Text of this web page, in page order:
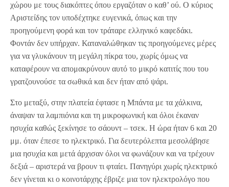
χώρου με τους διακόπτες όπου εργαζόταν ο καθ’ ού. Ο κύριος
Αριστείδης τον υποδέχτηκε ευγενικά, όπως και την
προηγούμενη φορά και τον τράταρε ελληνικό καφεδάκι.
Φοντάν δεν υπήρχαν. Καταναλώθηκαν τις προηγούμενες μέρες
για να γλυκάνουν τη μεγάλη πίκρα του, χωρίς όμως να
καταφέρουν να απομακρύνουν αυτό το μικρό κατιτίς που του
γρατζουνούσε τα σωθικά και δεν ήταν από ψάρι.
Στο μεταξύ, στην πλατεία έφτασε η Μπάντα με τα χάλκινα,
άναψαν τα λαμπιόνια και τη μικροφωνική και όλοι έκαναν
ησυχία καθώς ξεκίνησε το σάουντ – τσεκ. Η ώρα ήταν 6 και 20
μμ. όταν έπεσε το ηλεκτρικό. Για δευτερόλεπτα μεσολάβησε
μια ησυχία και μετά άρχισαν όλοι να φωνάζουν και να τρέχουν
δεξιά – αριστερά να βρουν τι φταίει. Πανηγύρι χωρίς ηλεκτρικό
δεν γίνεται κι ο κοινοτάρχης έβριζε μια τον ηλεκτρολόγο που